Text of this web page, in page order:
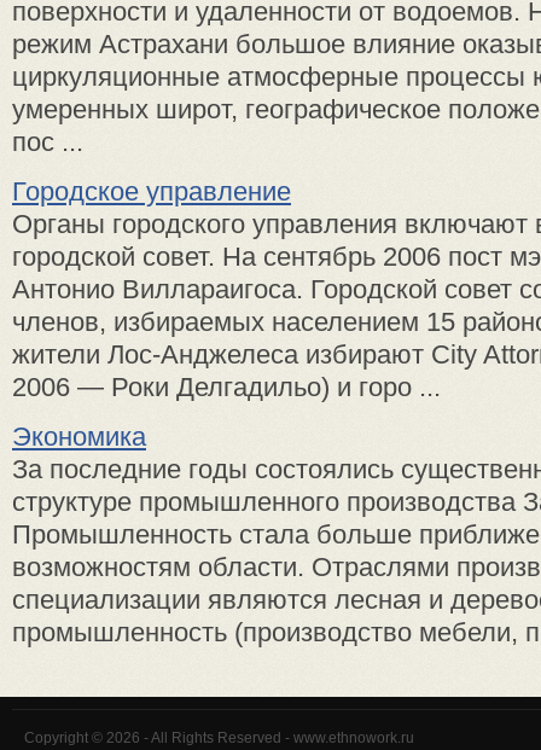
поверхности и удаленности от водоемов.
режим Астрахани большое влияние
циркуляционные атмосферные процессы
умеренных широт, географическое
пос ...
Городское управление
Органы городского управления включают
городской совет. На сентябрь 2006 пост
Антонио Виллараигоса. Городской совет
членов, избираемых населением 15
жители Лос-Анджелеса избирают City
2006 — Роки Делгадильо) и горо ...
Экономика
За последние годы состоялись
структуре промышленного производства
Промышленность стала больше
возможностям области. Отраслями
специализации являются лесная и
промышленность (производство мебели,
Copyright © 2026 - All Rights Reserved - www.ethnowork.ru